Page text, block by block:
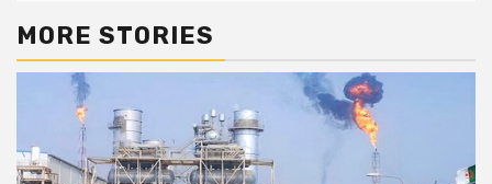
MORE STORIES